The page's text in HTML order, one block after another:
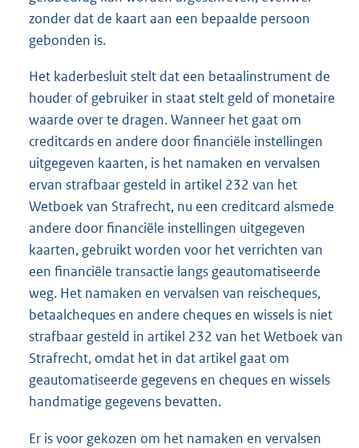
zonder dat de kaart aan een bepaalde persoon
gebonden is.
Het kaderbesluit stelt dat een betaalinstrument de
houder of gebruiker in staat stelt geld of monetaire
waarde over te dragen. Wanneer het gaat om
creditcards en andere door financiële instellingen
uitgegeven kaarten, is het namaken en vervalsen
ervan strafbaar gesteld in artikel 232 van het
Wetboek van Strafrecht, nu een creditcard alsmede
andere door financiële instellingen uitgegeven
kaarten, gebruikt worden voor het verrichten van
een financiële transactie langs geautomatiseerde
weg. Het namaken en vervalsen van reischeques,
betaalcheques en andere cheques en wissels is niet
strafbaar gesteld in artikel 232 van het Wetboek van
Strafrecht, omdat het in dat artikel gaat om
geautomatiseerde gegevens en cheques en wissels
handmatige gegevens bevatten.
Er is voor gekozen om het namaken en vervalsen